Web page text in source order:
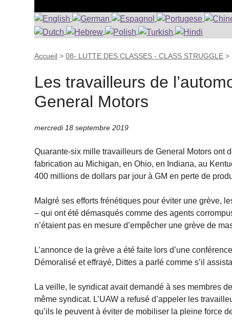
Accueil >08- LUTTE DES CLASSES - CLASS STRUGGLE >
Les travailleurs de
General Motors
mercredi 18 septembre 2019
Quarante-six mille travailleurs de General Motors ont
fabrication au Michigan, en Ohio, en Indiana, au
400 millions de dollars par jour à GM en perte de
Malgré ses efforts frénétiques pour éviter une grève,
– qui ont été démasqués comme des agents
n’étaient pas en mesure d’empêcher une grève de
L’annonce de la grève a été faite lors d’une
Démoralisé et effrayé, Dittes a parlé comme s’il
La veille, le syndicat avait demandé à ses membres
même syndicat. L’UAW a refusé d’appeler les
qu’ils le peuvent à éviter de mobiliser la pleine force